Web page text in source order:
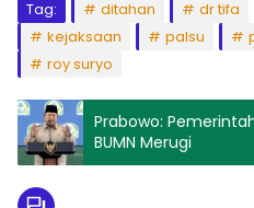
Tag: ditahan dr tifa
kejaksaan
palsu
roy suryo
Prabowo:
BUMN Merugi